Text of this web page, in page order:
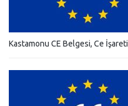
Kastamonu CE Belgesi, Ce İşareti